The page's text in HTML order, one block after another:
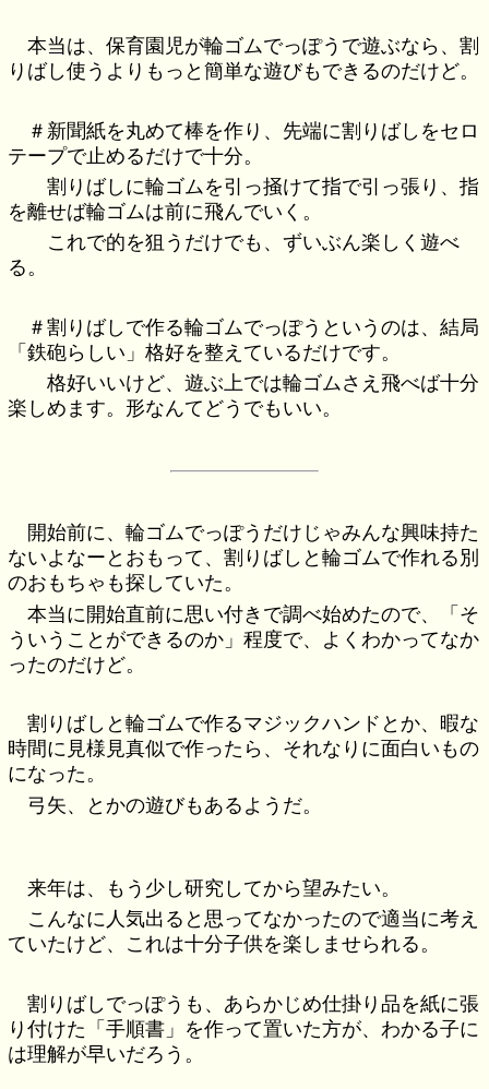
本当は、保育園児が輪ゴムでっぽうで遊ぶなら、割
りばし使うよりもっと簡単な遊びもできるのだけど。
＃新聞紙を丸めて棒を作り、先端に割りばしをセロ
テープで止めるだけで十分。
割りばしに輪ゴムを引っ掻けて指で引っ張り、指
を離せば輪ゴムは前に飛んでいく。
これで的を狙うだけでも、ずいぶん楽しく遊べ
る。
＃割りばしで作る輪ゴムでっぽうというのは、結局
「鉄砲らしい」格好を整えているだけです。
格好いいけど、遊ぶ上では輪ゴムさえ飛べば十分
楽しめます。形なんてどうでもいい。
開始前に、輪ゴムでっぽうだけじゃみんな興味持た
ないよなーとおもって、割りばしと輪ゴムで作れる別
のおもちゃも探していた。
本当に開始直前に思い付きで調べ始めたので、「そ
ういうことができるのか」程度で、よくわかってなか
ったのだけど。
割りばしと輪ゴムで作るマジックハンドとか、暇な
時間に見様見真似で作ったら、それなりに面白いもの
になった。
弓矢、とかの遊びもあるようだ。
来年は、もう少し研究してから望みたい。
こんなに人気出ると思ってなかったので適当に考え
ていたけど、これは十分子供を楽しませられる。
割りばしでっぽうも、あらかじめ仕掛り品を紙に張
り付けた「手順書」を作って置いた方が、わかる子に
は理解が早いだろう。